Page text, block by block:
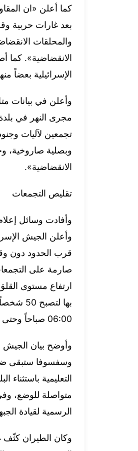
كما أعلن «ان
بعد غارات حربية
الانقضاضية». كما
الإسرائيلية بعضاً
وأعلن في بيانات
مجرى النهر في
تجمعين لآليات
الانقضاضية».
تقليص التجمعات
وأفادت وسائل
وأعلن الجيش
قرب الحدود دون
صارمة على
ارتفاع مستوى
06:00 صباحاً وحتى 20:00 مساءً».
وأوضح بيان الجيش
وسفسوفا ستبقى
التعليمية باستثناء
متواصلة للوضع،
الرسمية لقيادة
وكان الطيران كثّف